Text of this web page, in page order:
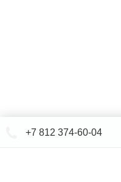
+7 812 374-60-04